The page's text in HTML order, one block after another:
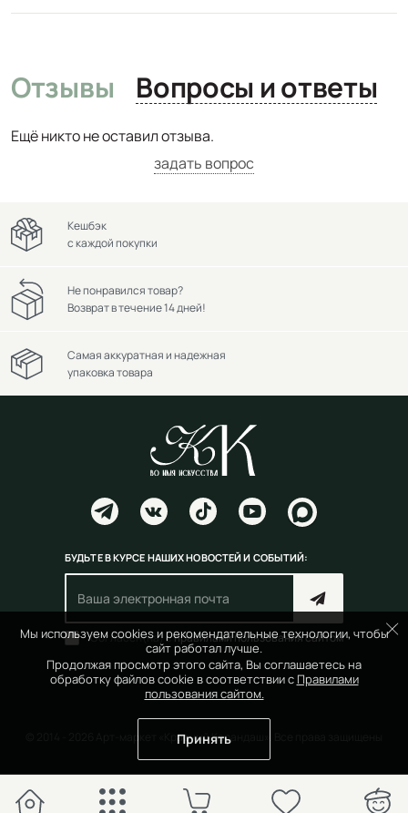
Отзывы Вопросы и ответы
Ещё никто не оставил отзыва.
задать вопрос
Мы используем cookies и рекомендательные технологии, чтобы
сайт работал лучше.
Продолжая просмотр этого сайта, Вы соглашаетесь на
обработку файлов cookie в соответствии с Правилами
пользования сайтом.
Принять
Кешбэк
с каждой покупки
Не понравился товар?
Возврат в течение 14 дней!
Самая аккуратная и надежная
упаковка товара
БУДЬТЕ В КУРСЕ НАШИХ НОВОСТЕЙ И СОБЫТИЙ:
Согласен(на) справилами пользования сайтом
© 2014 - 2026 Арт-маркет «Красный Карандаш». Все права защищены